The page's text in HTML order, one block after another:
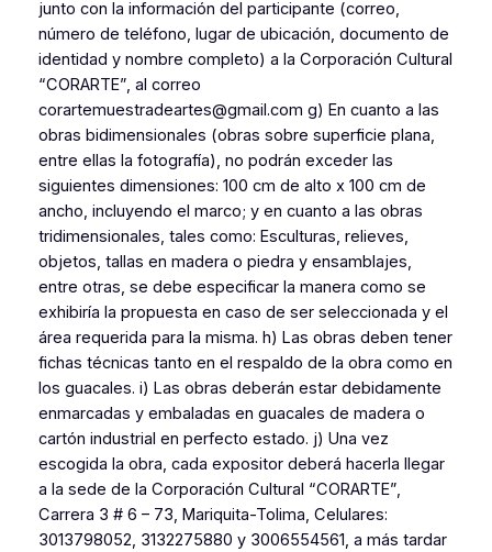
junto con la información del participante (correo,
número de teléfono, lugar de ubicación, documento de
identidad y nombre completo) a la Corporación Cultural
“CORARTE”, al correo
corartemuestradeartes@gmail.com g) En cuanto a las
obras bidimensionales (obras sobre superficie plana,
entre ellas la fotografía), no podrán exceder las
siguientes dimensiones: 100 cm de alto x 100 cm de
ancho, incluyendo el marco; y en cuanto a las obras
tridimensionales, tales como: Esculturas, relieves,
objetos, tallas en madera o piedra y ensamblajes,
entre otras, se debe especificar la manera como se
exhibiría la propuesta en caso de ser seleccionada y el
área requerida para la misma. h) Las obras deben tener
fichas técnicas tanto en el respaldo de la obra como en
los guacales. i) Las obras deberán estar debidamente
enmarcadas y embaladas en guacales de madera o
cartón industrial en perfecto estado. j) Una vez
escogida la obra, cada expositor deberá hacerla llegar
a la sede de la Corporación Cultural “CORARTE”,
Carrera 3 # 6 – 73, Mariquita-Tolima, Celulares:
3013798052, 3132275880 y 3006554561, a más tardar